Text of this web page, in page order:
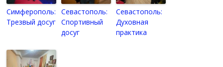
Симферополь:
Трезвый досуг
Севастополь:
Спортивный
досуг
Севастополь:
Духовная
практика